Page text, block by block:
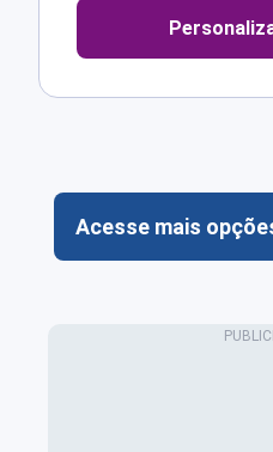
Acesse mais